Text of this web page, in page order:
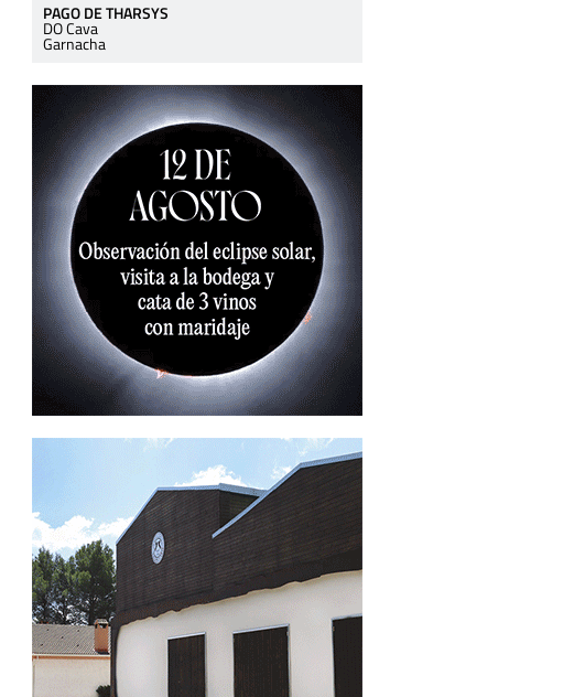
PAGO DE THARSYS
DO Cava
Garnacha